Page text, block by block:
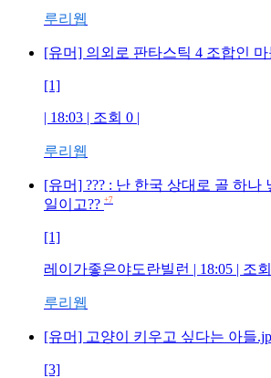
루리웹
[유머] 의외로 판타스틱 4 조합인
[1]
| 18:03 | 조회 0 |
루리웹
[유머] ??? : 난 한국 상대로 골 하나
일이고?? +7
[1]
레이가좋은야도란빌런 | 18:05 | 조회
루리웹
[유머] 고양이 키우고 싶다는 아들
[3]